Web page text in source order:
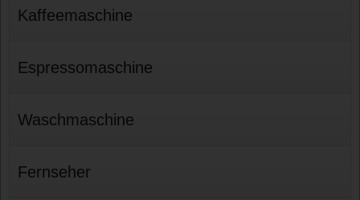
Kaffeemaschine
Espressomaschine
Waschmaschine
Fernseher